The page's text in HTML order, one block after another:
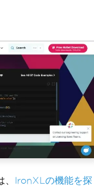
(
"HTMLFi
IronXLの機能を探